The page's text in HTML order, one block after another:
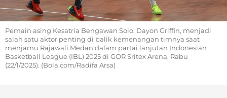
Pemain asing Kesatria Bengawan Solo, Dayon Griffin, menjadi
salah satu aktor penting di balik kemenangan timnya saat
menjamu Rajawali Medan dalam partai lanjutan Indonesian
Basketball League (IBL) 2025 di GOR Sritex Arena, Rabu
(22/1/2025). (Bola.com/Radifa Arsa)